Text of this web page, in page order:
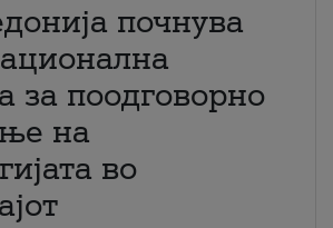
почнува
за поодговорно
на
во